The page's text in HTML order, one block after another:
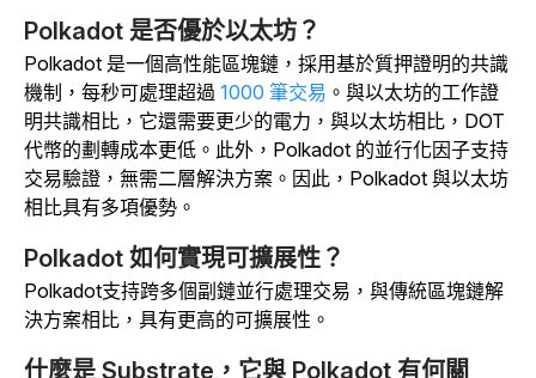
Polkadot 是否優於以太坊？
Polkadot 是一個高性能區塊鏈，採用基於質押證明的共識
機制，每秒可處理超過 1000 筆交易 。與以太坊的工作證
明共識相比，它還需要更少的電力，與以太坊相比，DOT
代幣的劃轉成本更低。此外，Polkadot 的並行化因子支持
交易驗證，無需二層解決方案。因此，Polkadot 與以太坊
相比具有多項優勢。
Polkadot 如何實現可擴展性？
Polkadot支持跨多個副鏈並行處理交易，與傳統區塊鏈解
決方案相比，具有更高的可擴展性。
什麼是 Substrate，它與 Polkadot 有何關